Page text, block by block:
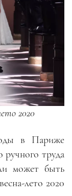
2020
в Париже
ручного труда
может быть
лето 2020